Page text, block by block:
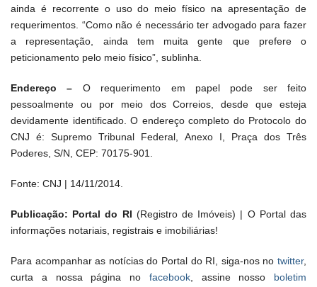
ainda é recorrente o uso do meio físico na apresentação de
requerimentos. “Como não é necessário ter advogado para fazer
a representação, ainda tem muita gente que prefere o
peticionamento pelo meio físico”, sublinha.
Endereço – O requerimento em papel pode ser feito
pessoalmente ou por meio dos Correios, desde que esteja
devidamente identificado. O endereço completo do Protocolo do
CNJ é: Supremo Tribunal Federal, Anexo I, Praça dos Três
Poderes, S/N, CEP: 70175-901.
Fonte: CNJ | 14/11/2014.
Publicação: Portal do RI (Registro de Imóveis) | O Portal das
informações notariais, registrais e imobiliárias!
Para acompanhar as notícias do Portal do RI, siga-nos no twitter,
curta a nossa página no facebook, assine nosso boletim